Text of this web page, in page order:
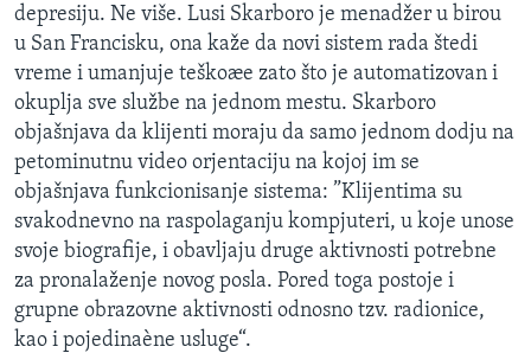
MEDICINA
KULTURA
DRUŠTVO
SPORT
INTERVJU
Jezici
depresiju. Ne više. Lusi Skarboro je menadžer u birou
u San Francisku, ona kaže da novi sistem rada štedi
vreme i umanjuje teškoæe zato što je automatizovan i
okuplja sve službe na jednom mestu. Skarboro
objašnjava da klijenti moraju da samo jednom dodju na
petominutnu video orjentaciju na kojoj im se
objašnjava funkcionisanje sistema: ”Klijentima su
svakodnevno na raspolaganju kompjuteri, u koje unose
svoje biografije, i obavljaju druge aktivnosti potrebne
za pronalaženje novog posla. Pored toga postoje i
grupne obrazovne aktivnosti odnosno tzv. radionice,
kao i pojedinaène usluge“.